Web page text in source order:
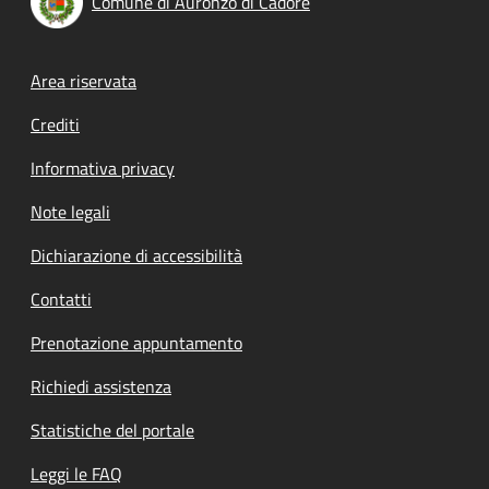
Footer menu
Area riservata
Crediti
Informativa privacy
Note legali
Dichiarazione di accessibilità
Contatti
Prenotazione appuntamento
Richiedi assistenza
Statistiche del portale
Leggi le FAQ